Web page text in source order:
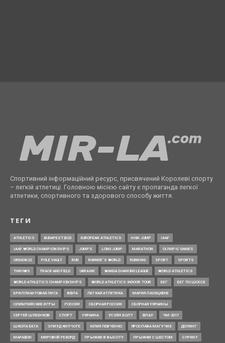
Спортивний інформаційний ресурс, присвячений Королеві спорту
– легкій атлетиці. Головною місією сайту є пропаганда легкої
атлетики, спортивного та здорового способу життя.
ТЕГИ
ATHLETICS BUDAPEST2023 EUROPEAN ATHLETICS HIGH JUMP IAAF
IAAF WORLD CHAMPIONSHIPS JUMPS LONG JUMP MARATHON OLYMPIC GAMES
OREGON22 POLE VAULT RUN RUNNER’S WORLD RUNNING SPORT SPORTS
THROWS TRACK AND FIELD UKRAINE WANDA DIAMOND LEAGUE WORLD ATHLETICS
WORLD ATHLETICS CHAMPIONSHIPS WORLD ATHLETICS INDOOR TOUR БЕГ БЕГ ПО ШОССЕ
БРИЛЛИАНТОВАЯ ЛИГА ВФЛА ЛЕГКАЯ АТЛЕТИКА МАРИЯ ЛАСИЦКЕНЕ
ОЛИМПИЙСКИЕ ИГРЫ РОССИЯ СБОРНАЯ РОССИИ СБОРНАЯ УКРАИНЫ
СЕРГЕЙ ШУБЕНКОВ СПОРТ УКРАИНА УСЭЙН БОЛТ ФЛАУ ЧМ-2017
ШКОЛА БЕГА ЭЛИУД КИПЧОГЕ ЮЛИЯ ЛЕВЧЕНКО ЯРОСЛАВА МАГУЧИХ ДОПИНГ
МАРАФОН МИРОВОЙ РЕКОРД ПРЫЖКИ В ВЫСОТУ ПРЫЖКИ С ШЕСТОМ СПРИНТ